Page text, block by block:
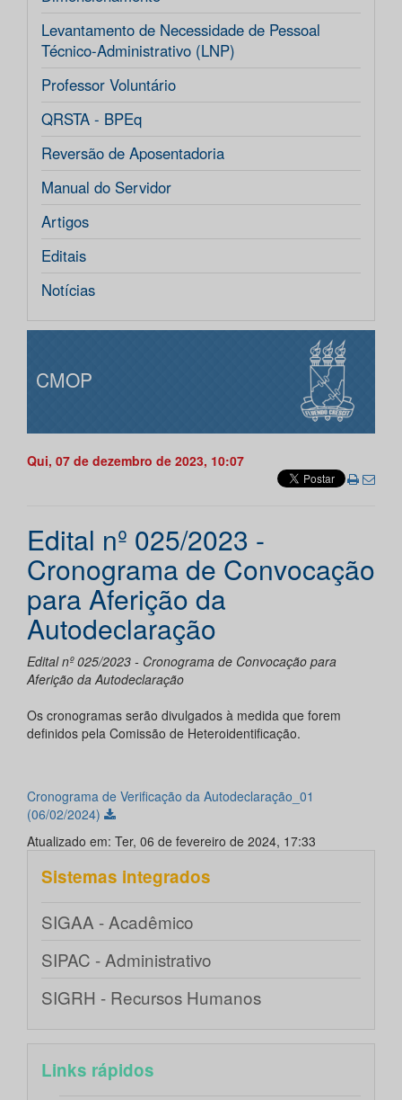
Levantamento de Necessidade de Pessoal
Técnico-Administrativo (LNP)
Professor Voluntário
QRSTA - BPEq
Reversão de Aposentadoria
Manual do Servidor
Artigos
Editais
Notícias
CMOP
Qui, 07 de dezembro de 2023, 10:07
Edital nº 025/2023 -
Cronograma de Convocação
para Aferição da
Autodeclaração
Edital nº 025/2023 - Cronograma de Convocação para
Aferição da Autodeclaração
Os cronogramas serão divulgados à medida que forem
definidos pela Comissão de Heteroidentificação.
Cronograma de Verificação da Autodeclaração_01
(06/02/2024)
Atualizado em: Ter, 06 de fevereiro de 2024, 17:33
Sistemas integrados
SIGAA - Acadêmico
SIPAC - Administrativo
SIGRH - Recursos Humanos
Links rápidos